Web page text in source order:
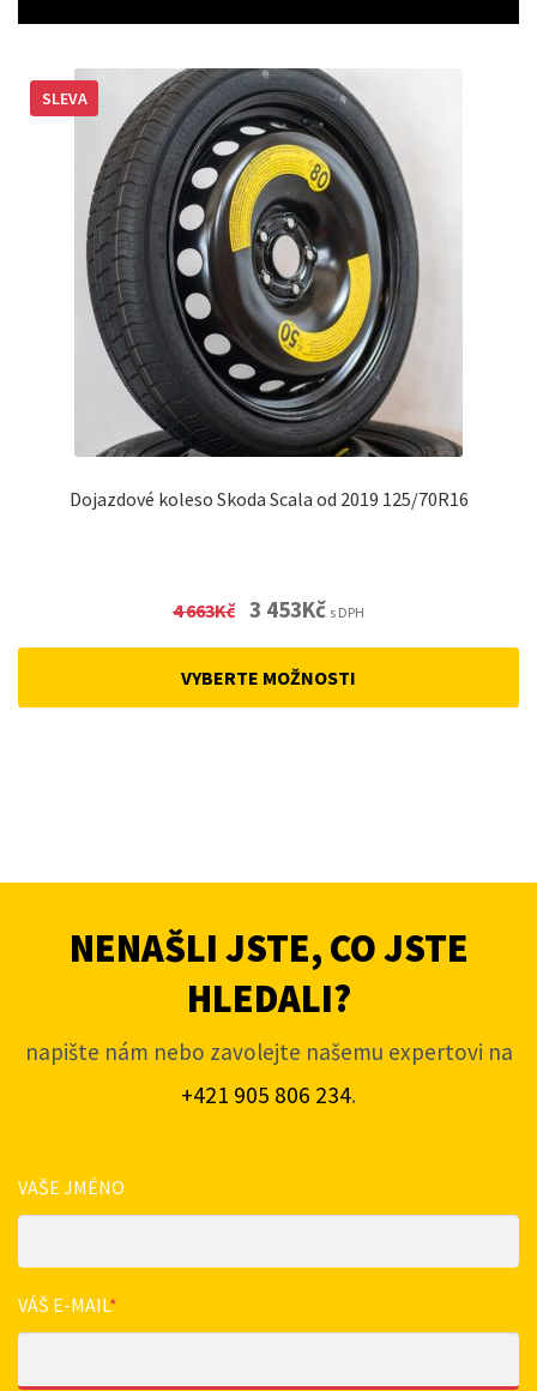
Dojazdové koleso Skoda Scala od 2019 125/70R16
SLEVA
4 663Kč Original
3 453KčCurrent
s DPH
VYBERTE MOŽNOSTI
NENAŠLI JSTE, CO JSTE
HLEDALI?
napište nám nebo zavolejte našemu expertovi na
+421 905 806 234.
VAŠE JMÉNO
VÁŠ E-MAIL*